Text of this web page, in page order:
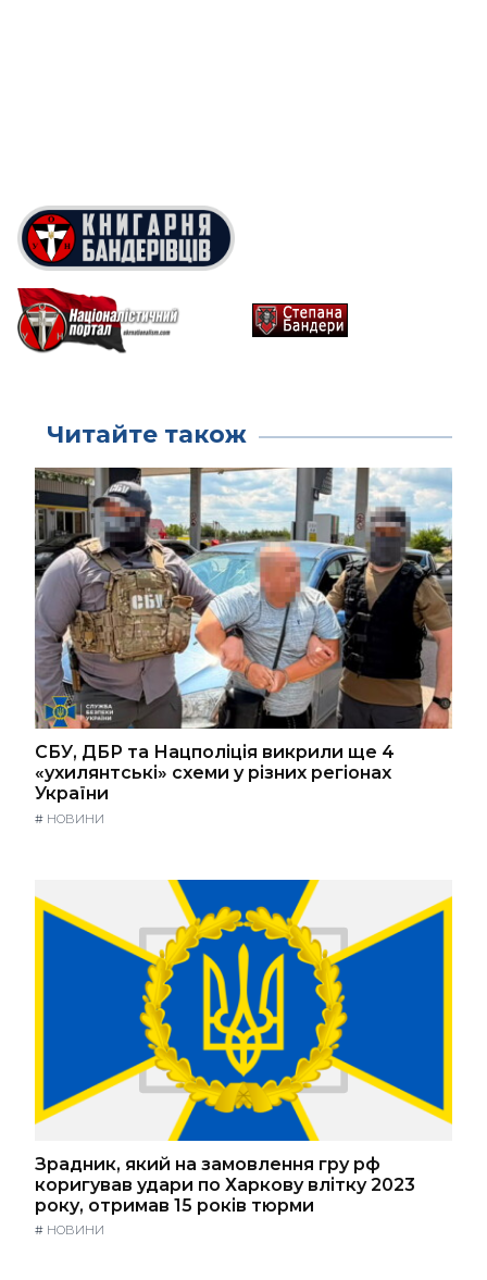
Читайте також
СБУ, ДБР та Нацполіція викрили ще 4
«ухилянтські» схеми у різних регіонах
України
# НОВИНИ
Зрадник, який на замовлення гру рф
коригував удари по Харкову влітку 2023
року, отримав 15 років тюрми
# НОВИНИ